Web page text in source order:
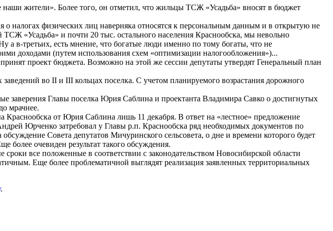
наши жители». Более того, он отметил, что жильцы ТСЖ «Усадьба» вносят в бюджет
налогах физических лиц наверняка относятся к персональным данным и в открытую не
«Усадьба» и почти 20 тыс. остального населения Краснообска, мы невольно
а в-третьих, есть мнение, что богатые люди именно по тому богаты, что не
доходами (путем использования схем «оптимизации налогообложения»)...
проект бюджета. Возможно на этой же сессии депутаты утвердят Генеральный план
во II и III кольцах поселка. С учетом планируемого возрастания дорожного
заверения Главы поселка Юрия Саблина и проектанта Владимира Савко о достигнутых
мрачнее.
от Юрия Саблина лишь 11 декабря. В ответ на «лестное» предложение
Юрченко затребовал у Главы р.п. Краснообска ряд необходимых документов по
Совета депутатов Мичуринского сельсовета, о дне и времени которого будет
более очевиден результат такого обсуждения.
все положенные в соответствии с законодательством Новосибирской области
Еще более проблематичной выглядят реализация заявленных территориальных
.